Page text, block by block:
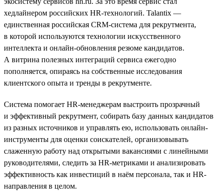
хедлайнером российских HR-технологий. Talantix —
единственная российская CRM-система для рекрутмента,
в которой используются технологии искусственного
интеллекта и онлайн-обновления резюме кандидатов.
А витрина полезных интеграций сервиса ежегодно
пополняется, опираясь на собственные исследования
клиентского опыта и тренды в рекрутменте.
Система помогает HR-менеджерам выстроить прозрачный
и эффективный рекрутмент, собирать базу данных кандидатов
из разных источников и управлять ею, использовать онлайн-
инструменты для оценки соискателей, организовывать
слаженную работу над открытыми вакансиями с линейными
руководителями, следить за HR-метриками и анализировать
эффективность как инвестиций в наём персонала, так и HR-
направления в целом.